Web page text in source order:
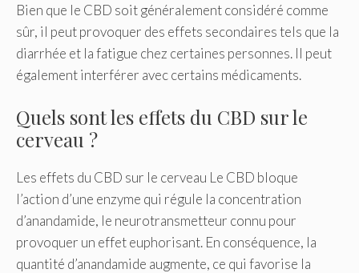
Bien que le CBD soit généralement considéré comme
sûr, il peut provoquer des effets secondaires tels que la
diarrhée et la fatigue chez certaines personnes. Il peut
également interférer avec certains médicaments.
Quels sont les effets du CBD sur le
cerveau ?
Les effets du CBD sur le cerveau Le CBD bloque
l’action d’une enzyme qui régule la concentration
d’anandamide, le neurotransmetteur connu pour
provoquer un effet euphorisant. En conséquence, la
quantité d’anandamide augmente, ce qui favorise la